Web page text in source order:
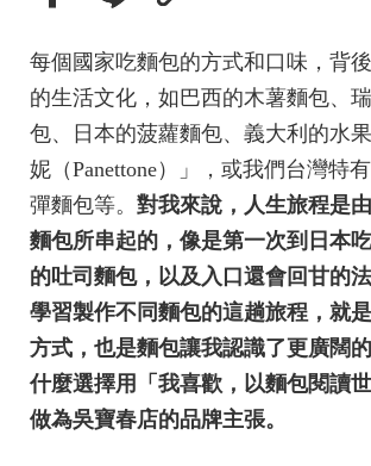
每個國家吃麵包的方式和口味，背
的生活文化，如巴西的木薯麵包、
包、日本的菠蘿麵包、義大利的水
妮（Panettone）」，或我們台灣特
彈麵包等。 對我來說，人生旅程是
麵包所串起的，像是第一次到日本
的吐司麵包，以及入口還會回甘的
學習製作不同麵包的這趟旅程，就
方式，也是麵包讓我認識了更廣闊
什麼選擇用「我喜歡，以麵包閱讀
做為吳寶春店的品牌主張。